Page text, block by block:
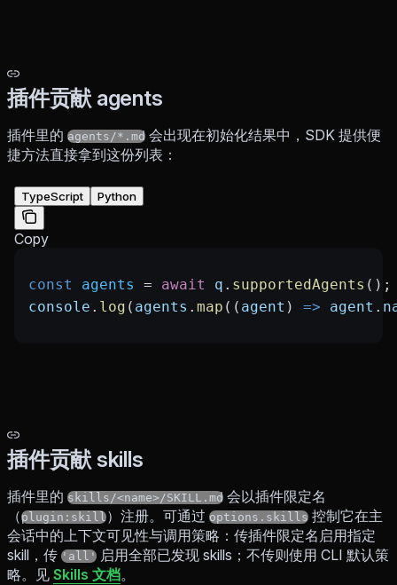
插件贡献 agents
插件里的 agents/*.md 会出现在初始化结果中，SDK 提供便
捷方法直接拿到这份列表：
TypeScript Python
Copy
const agents = await q . supportedAgents ();
console . log ( agents . map (( agent ) => agent .
插件贡献 skills
插件里的 skills/<name>/SKILL.md 会以插件限定名
（plugin:skill）注册。可通过 options.skills 控制它在主
会话中的上下文可见性与调用策略：传插件限定名启用指定
skill，传 'all' 启用全部已发现 skills；不传则使用 CLI 默认策
略。见 Skills 文档。